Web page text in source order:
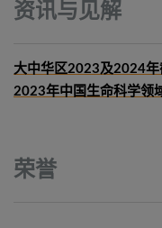
资讯与见解
大中华区2023及2024
2023年中国生命科学领
荣誉